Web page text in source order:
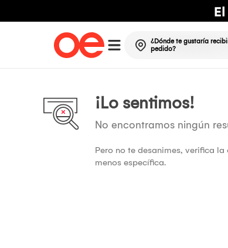
¿Dónde te gustaría
pedido?
¡Lo sentimos!
No encontramos ningún
Pero no te desanimes, verifica
menos específica.